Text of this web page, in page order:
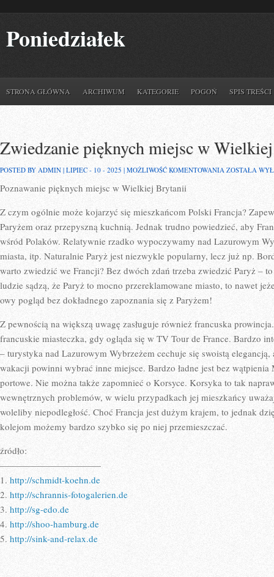
Poniedziałek
STRONA GŁÓWNA ARCHIWUM KATEGORIE POGOŃ SPIS TREŚCI
Zwiedzanie pięknych miejsc w
POSTED BY ADMIN | LIPIEC - 10 - 2025 | MOŻLIWOŚĆ KOMENTOWANIA ZWIEDZANIE
BRYTANII
ZOSTAŁA
Poznawanie pięknych miejsc w Wielkiej Brytanii
Z czym ogólnie może kojarzyć się mieszkańcom Polski Francja?
Paryżem oraz przepyszną kuchnią. Jednak trudno powiedzieć, aby
wśród Polaków. Relatywnie rzadko wypoczywamy nad Lazurowym
miasta, itp. Naturalnie Paryż jest niezwykle popularny, lecz już np.
warto zwiedzić we Francji? Bez dwóch zdań trzeba zwiedzić Paryż –
ludzie sądzą, że Paryż to mocno przereklamowane miasto, to nawet
owy pogląd bez dokładnego zapoznania się z Paryżem!
Z pewnością na większą uwagę zasługuje również francuska
francuskie miasteczka, gdy ogląda się w TV Tour de France. Bardzo
– turystyka nad Lazurowym Wybrzeżem cechuje się swoistą
wakacji powinni wybrać inne miejsce. Bardzo ładne jest bez
portowe. Nie można także zapomnieć o Korsyce. Korsyka to tak
wewnętrznych problemów, w wielu przypadkach jej mieszkańcy
woleliby niepodległość. Choć Francja jest dużym krajem, to jednak
kolejom możemy bardzo szybko się po niej przemieszczać.
źródło:
———————————
1. http://schmidt-koehn.de
2. http://schrannis-fotogalerien.de
3. http://sg-edo.de
4. http://shoo-hamburg.de
5. http://sink-and-relax.de